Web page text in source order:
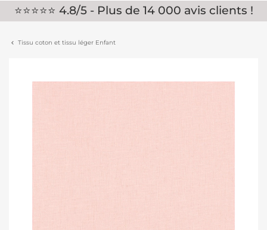
⭐⭐⭐⭐⭐ 4.8/5 - Plus de 14 000 avis clients !
Tissu coton et tissu léger Enfant